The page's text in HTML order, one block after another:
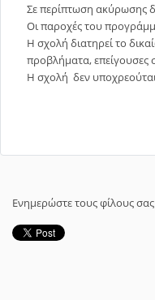
Σε περίπτωση ακύρωσης
Οι παροχές του
Η σχολή διατηρεί το
προβλήματα, επείγουσες
Η σχολή δεν
Ενημερώστε τους φίλους